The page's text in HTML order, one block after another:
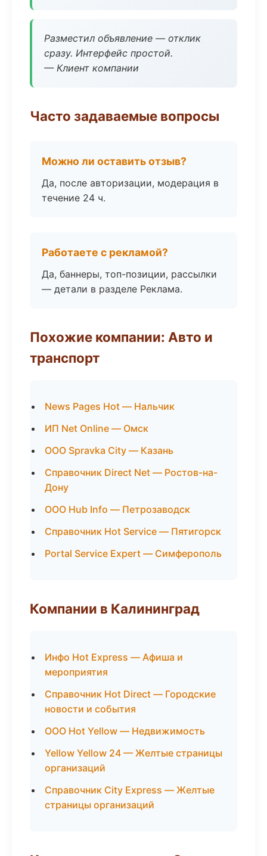
Разместил объявление — отклик
сразу. Интерфейс простой.
— Клиент компании
Часто задаваемые вопросы
Можно ли оставить отзыв?
Да, после авторизации, модерация в
течение 24 ч.
Работаете с рекламой?
Да, баннеры, топ-позиции, рассылки
— детали в разделе Реклама.
Похожие компании: Авто и
транспорт
News Pages Hot — Нальчик
ИП Net Online — Омск
ООО Spravka City — Казань
Справочник Direct Net — Ростов-на-
Дону
ООО Hub Info — Петрозаводск
Справочник Hot Service — Пятигорск
Portal Service Expert — Симферополь
Компании в Калининград
Инфо Hot Express — Афиша и
мероприятия
Справочник Hot Direct — Городские
новости и события
ООО Hot Yellow — Недвижимость
Yellow Yellow 24 — Желтые страницы
организаций
Справочник City Express — Желтые
страницы организаций